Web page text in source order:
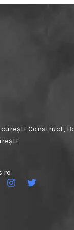
Construct,